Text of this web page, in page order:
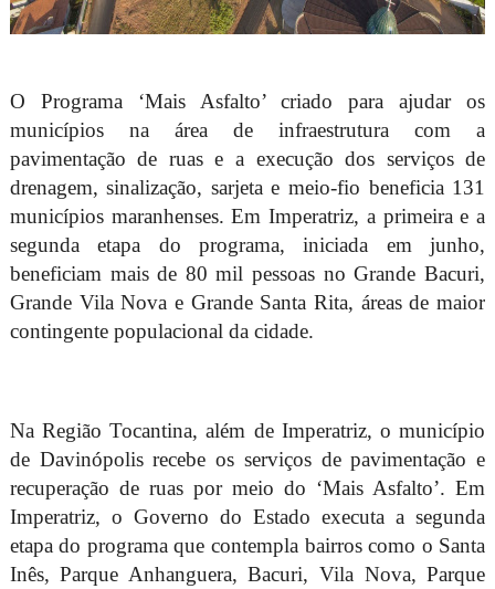
O Programa ‘Mais Asfalto’ criado para ajudar os
municípios na área de infraestrutura com a
pavimentação de ruas e a execução dos serviços de
drenagem, sinalização, sarjeta e meio-fio beneficia 131
municípios maranhenses. Em Imperatriz, a primeira e a
segunda etapa do programa, iniciada em junho,
beneficiam mais de 80 mil pessoas no Grande Bacuri,
Grande Vila Nova e Grande Santa Rita, áreas de maior
contingente populacional da cidade.
Na Região Tocantina, além de Imperatriz, o município
de Davinópolis recebe os serviços de pavimentação e
recuperação de ruas por meio do ‘Mais Asfalto’. Em
Imperatriz, o Governo do Estado executa a segunda
etapa do programa que contempla bairros como o Santa
Inês, Parque Anhanguera, Bacuri, Vila Nova, Parque